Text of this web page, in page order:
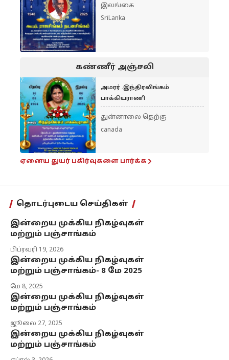
இலங்கை
SriLanka
கண்ணீர் அஞ்சலி
அமரர் .இந்திரலிங்கம்
பாக்கியராணி
துன்னாலை தெற்கு
canada
ஏனைய துயர் பகிர்வுகளை பார்க்க
தொடர்புடைய செய்திகள்
இன்றைய முக்கிய நிகழ்வுகள்
மற்றும் பஞ்சாங்கம்
பிப்ரவரி 19, 2026
இன்றைய முக்கிய நிகழ்வுகள்
மற்றும் பஞ்சாங்கம்- 8 மே 2025
மே 8, 2025
இன்றைய முக்கிய நிகழ்வுகள்
மற்றும் பஞ்சாங்கம்
ஜூலை 27, 2025
இன்றைய முக்கிய நிகழ்வுகள்
மற்றும் பஞ்சாங்கம்